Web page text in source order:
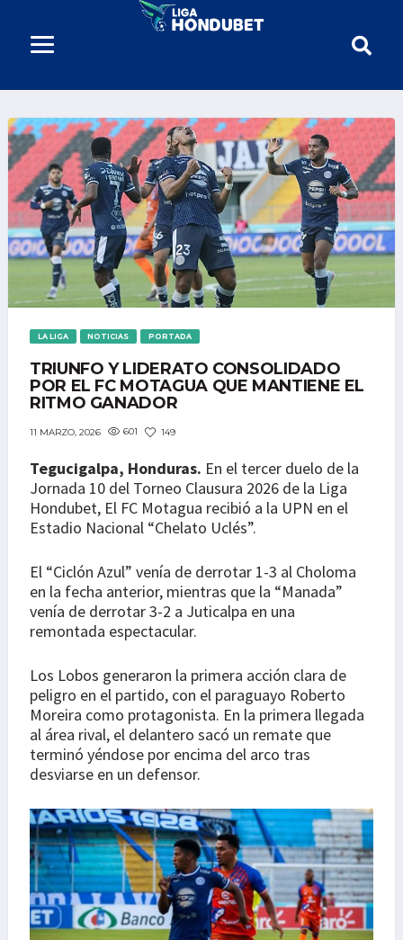
LA LIGA NOTICIAS PORTADA
TRIUNFO Y LIDERATO CONSOLIDADO
POR EL FC MOTAGUA QUE MANTIENE EL
RITMO GANADOR
11 MARZO, 2026 601 149
Tegucigalpa, Honduras. En el tercer duelo de la
Jornada 10 del Torneo Clausura 2026 de la Liga
Hondubet, El FC Motagua recibió a la UPN en el
Estadio Nacional “Chelato Uclés”.
El “Ciclón Azul” venía de derrotar 1-3 al Choloma
en la fecha anterior, mientras que la “Manada”
venía de derrotar 3-2 a Juticalpa en una
remontada espectacular.
Los Lobos generaron la primera acción clara de
peligro en el partido, con el paraguayo Roberto
Moreira como protagonista. En la primera llegada
al área rival, el delantero sacó un remate que
terminó yéndose por encima del arco tras
desviarse en un defensor.